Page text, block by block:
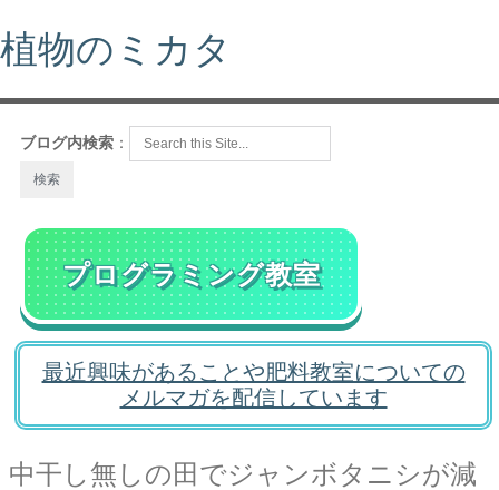
植物のミカタ
ブログ内検索 ：
プログラミング教室
最近興味があることや肥料教室についての
メルマガを配信しています
中干し無しの田でジャンボタニシが減